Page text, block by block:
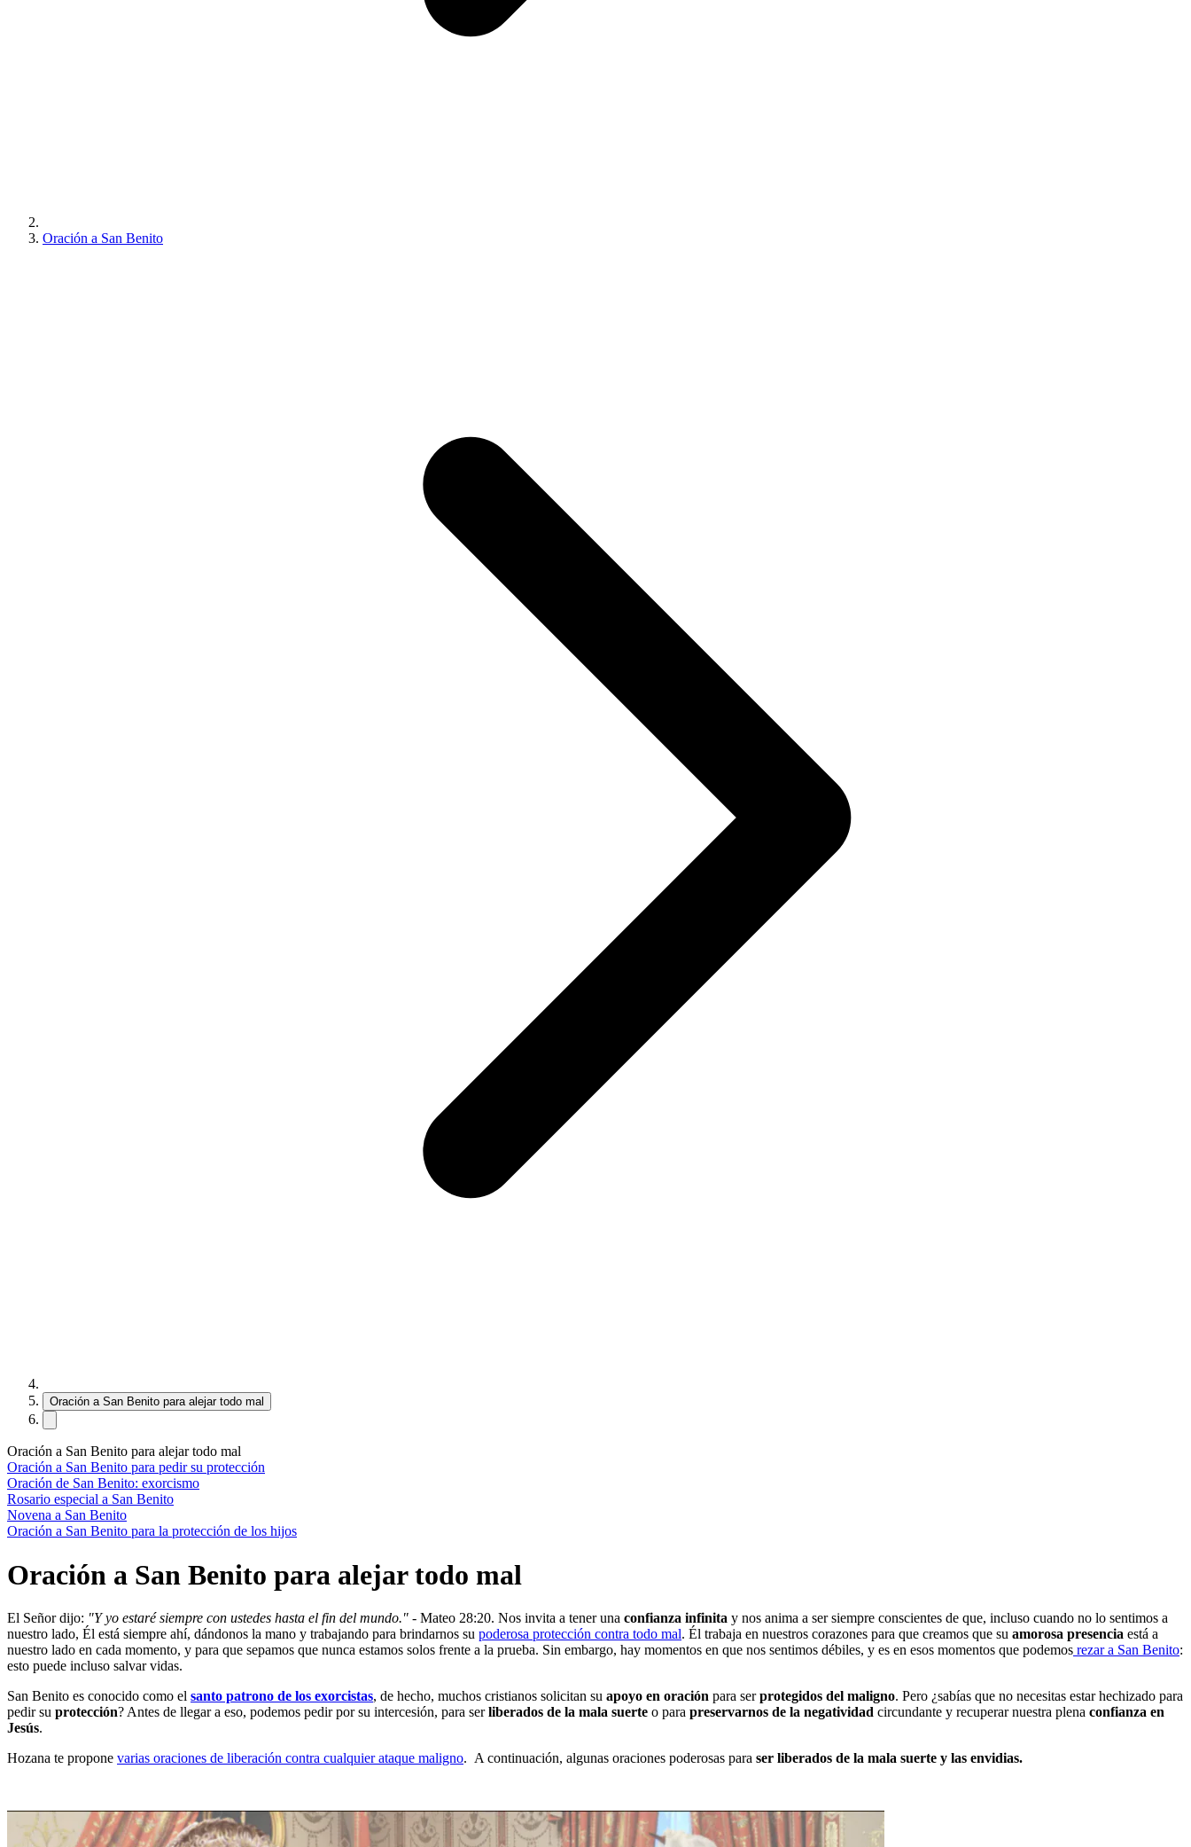
Oración a San Benito
Oración a San Benito para alejar todo mal
Oración a San Benito para alejar todo mal
Oración a San Benito para pedir su protección
Oración de San Benito: exorcismo
Rosario especial a San Benito
Novena a San Benito
Oración a San Benito para la protección de los hijos
Oración a San Benito para alejar todo mal
El Señor dijo: "Y yo estaré siempre con ustedes hasta el fin del mundo." - Mateo 28:20. Nos invita a tener una confianza infinita y nos anima a ser siempre conscientes de que, incluso cuando no lo sentimos a
nuestro lado, Él está siempre ahí, dándonos la mano y trabajando para brindarnos su poderosa protección contra todo mal. Él trabaja en nuestros corazones para que creamos que su amorosa presencia está a
nuestro lado en cada momento, y para que sepamos que nunca estamos solos frente a la prueba. Sin embargo, hay momentos en que nos sentimos débiles, y es en esos momentos que podemos rezar a San Benito:
esto puede incluso salvar vidas.
San Benito es conocido como el santo patrono de los exorcistas, de hecho, muchos cristianos solicitan su apoyo en oración para serprotegidos del maligno. Pero ¿sabías que no necesitas estar hechizado para
pedir su protección? Antes de llegar a eso, podemos pedir por su intercesión, para serliberados de la mala suerte o para preservarnos de la negatividad circundante y recuperar nuestra plena confianza en
Jesús.
Hozana te propone varias oraciones de liberación contra cualquier ataque maligno. A continuación, algunas oraciones poderosas para ser liberados de la mala suerte y las envidias.